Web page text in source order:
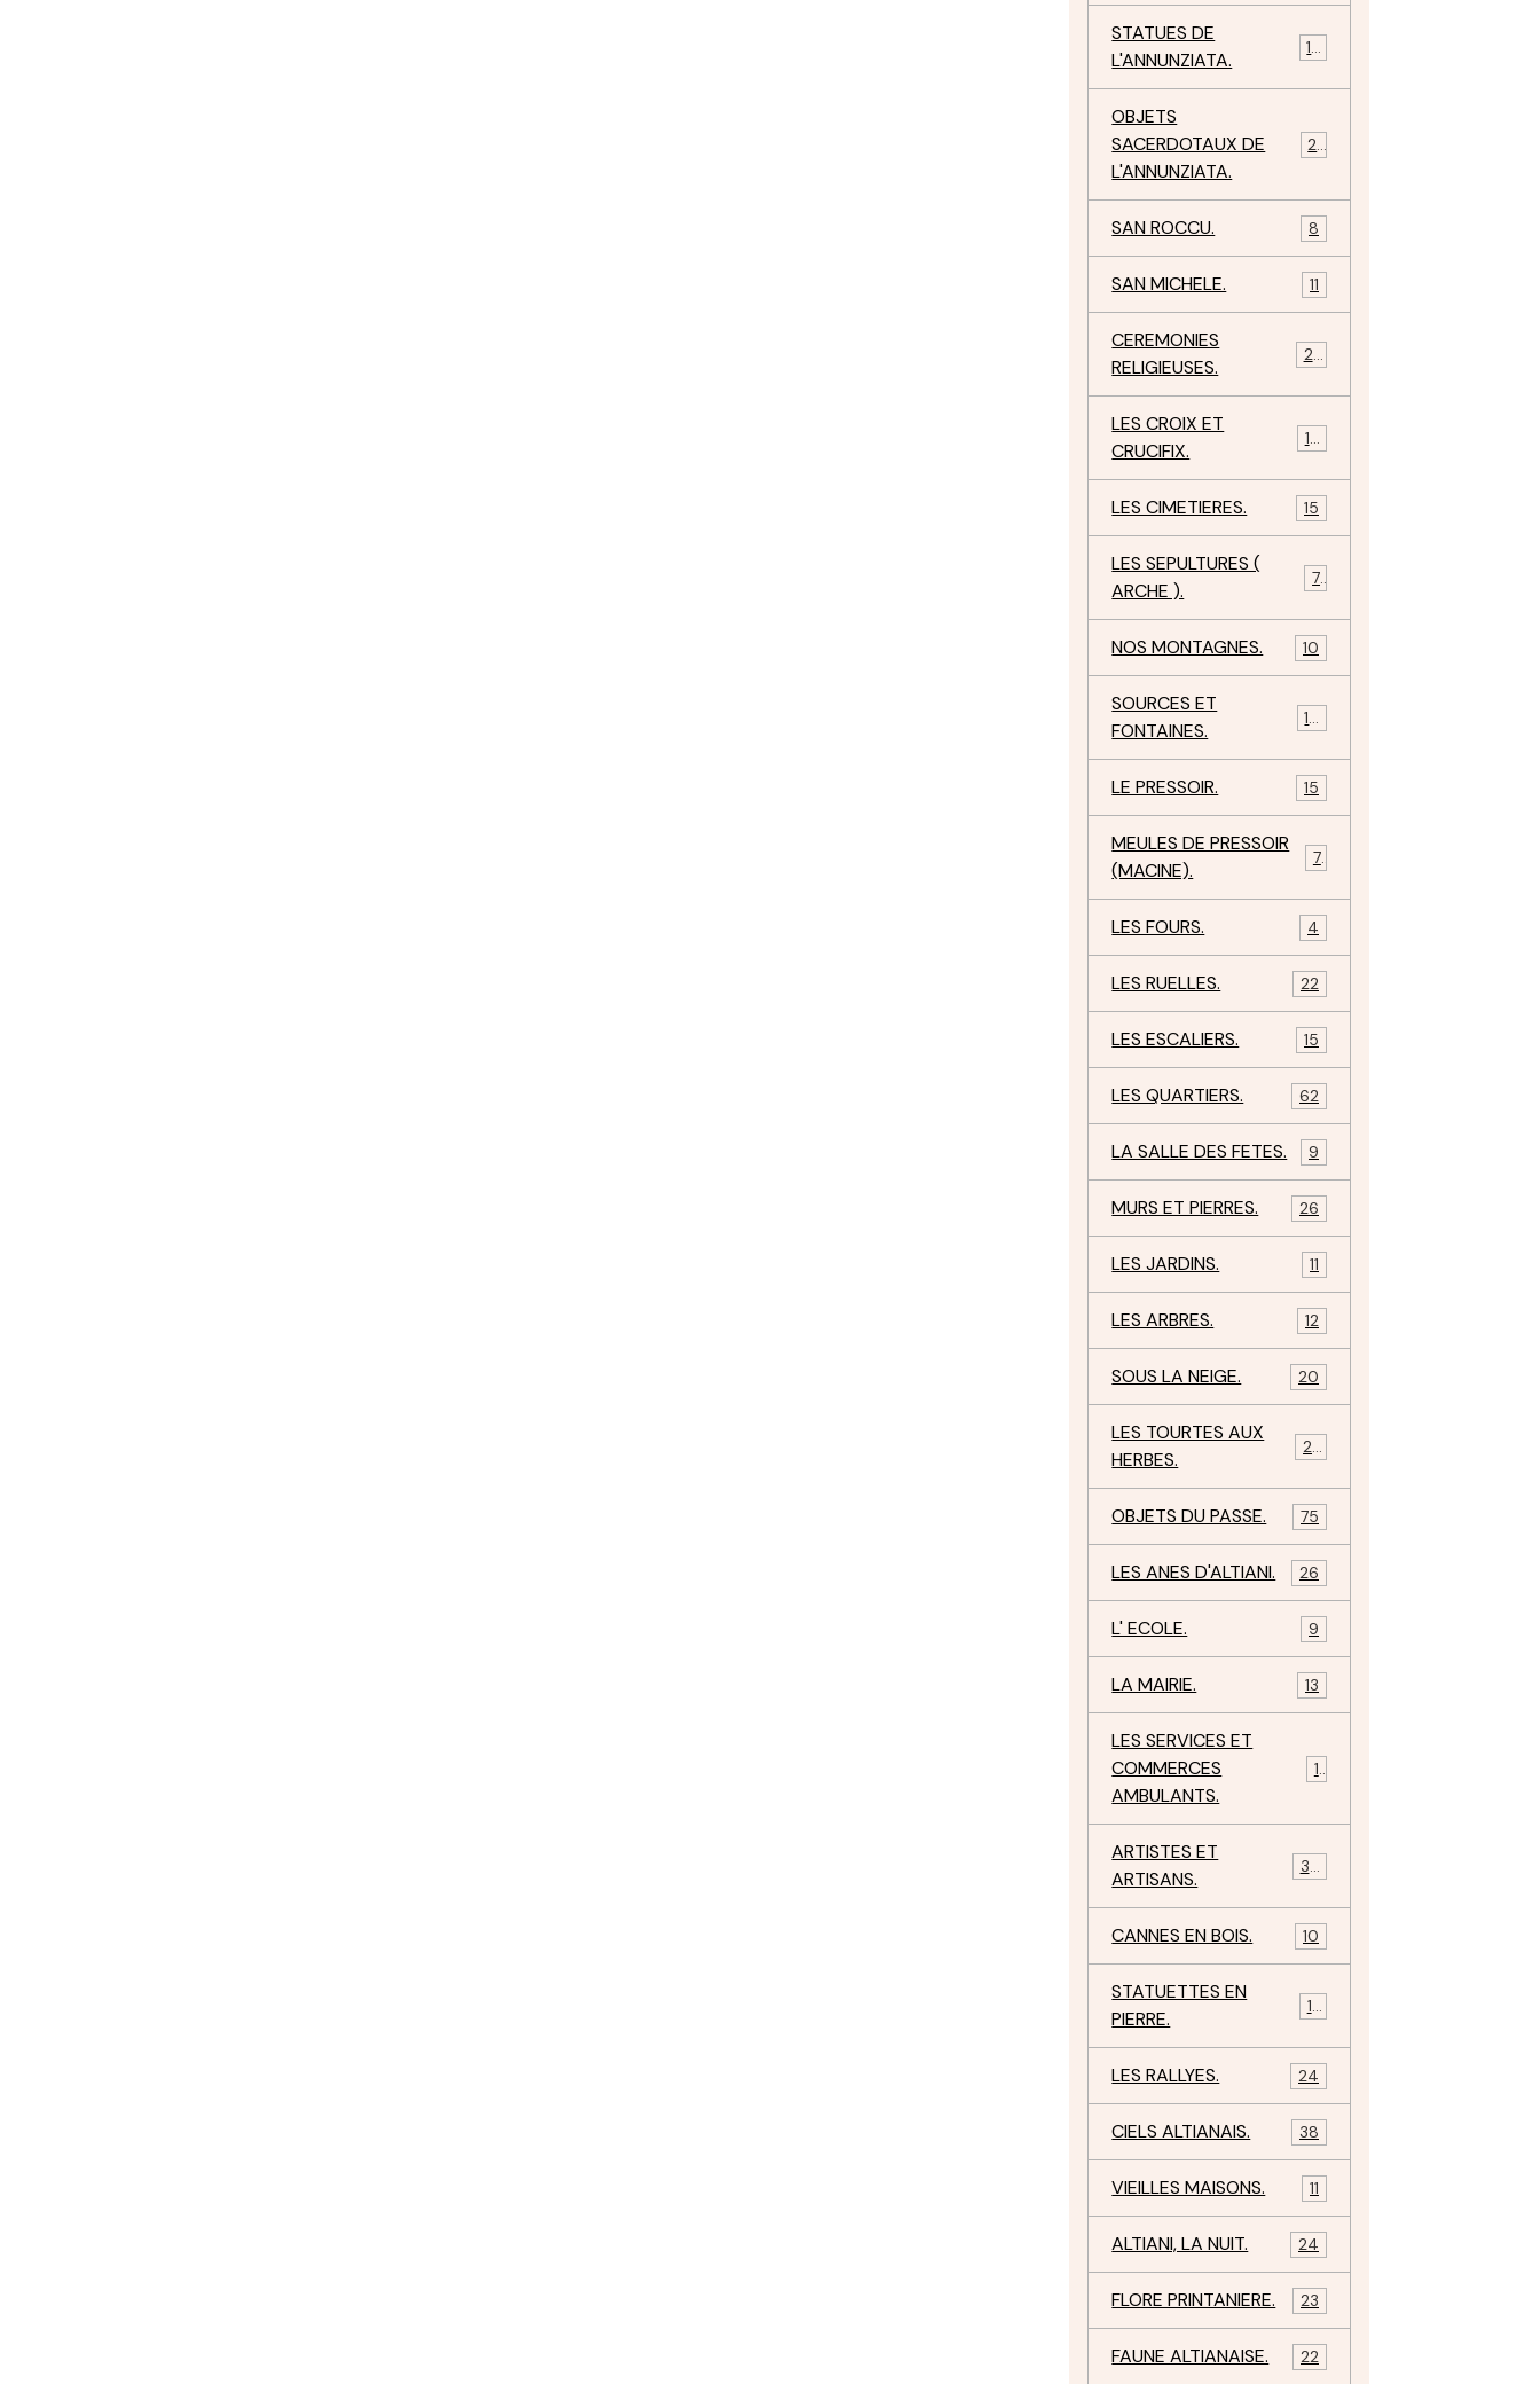
STATUES DE
L'ANNUNZIATA.
15
OBJETS
SACERDOTAUX DE
L'ANNUNZIATA.
24
SAN ROCCU. 8
SAN MICHELE. 11
CEREMONIES
RELIGIEUSES.
23
LES CROIX ET
CRUCIFIX.
18
LES CIMETIERES. 15
LES SEPULTURES (
ARCHE ).
7
NOS MONTAGNES. 10
SOURCES ET
FONTAINES.
10
LE PRESSOIR. 15
MEULES DE PRESSOIR
(MACINE).
7
LES FOURS. 4
LES RUELLES. 22
LES ESCALIERS. 15
LES QUARTIERS. 62
LA SALLE DES FETES. 9
MURS ET PIERRES. 26
LES JARDINS. 11
LES ARBRES. 12
SOUS LA NEIGE. 20
LES TOURTES AUX
HERBES.
29
OBJETS DU PASSE. 75
LES ANES D'ALTIANI. 26
L' ECOLE. 9
LA MAIRIE. 13
LES SERVICES ET
COMMERCES
AMBULANTS.
11
ARTISTES ET
ARTISANS.
34
CANNES EN BOIS. 10
STATUETTES EN
PIERRE.
17
LES RALLYES. 24
CIELS ALTIANAIS. 38
VIEILLES MAISONS. 11
ALTIANI, LA NUIT. 24
FLORE PRINTANIERE. 23
FAUNE ALTIANAISE. 22